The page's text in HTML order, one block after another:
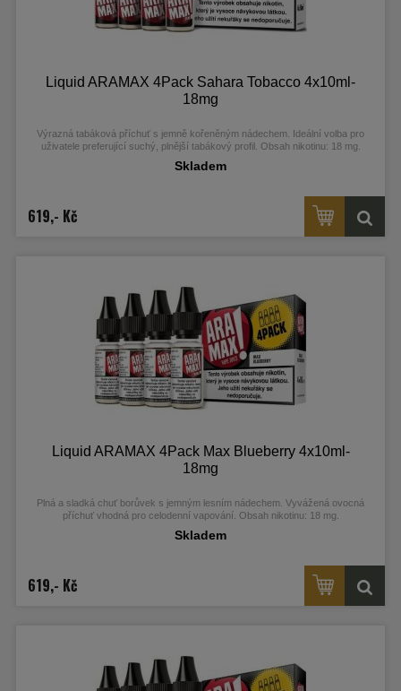
Liquid ARAMAX 4Pack Sahara Tobacco 4x10ml-
18mg
Výrazná tabáková příchuť s jemně kořeněným nádechem. Ideální volba pro
uživatele preferující suchý, plnější tabákový profil. Obsah nikotinu: 18 mg.
Skladem
619,- Kč
Liquid ARAMAX 4Pack Max Blueberry 4x10ml-
18mg
Plná a sladká chuť borůvek s jemným lesním nádechem. Vyvážená ovocná
příchuť vhodná pro celodenní vapování. Obsah nikotinu: 18 mg.
Skladem
619,- Kč